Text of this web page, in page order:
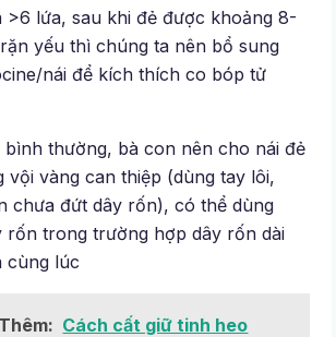
>6 lứa, sau khi đẻ được khoảng 8-
yếu thì chúng ta nên bổ sung
nái để kích thích co bóp tử
bình thường, bà con nên cho nái đẻ
vội vàng can thiệp (dùng tay lôi,
chưa đứt dây rốn), có thể dùng
rốn trong trường hợp dây rốn dài
cùng lúc
Cách cất giữ tinh heo